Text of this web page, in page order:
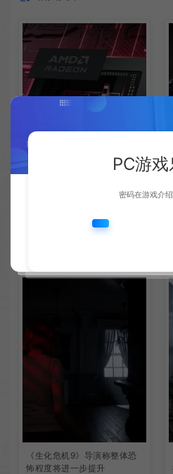
AMD下代RDNA5显卡将迎来
《生化危机9》导演称整体恐
怖程度将进一步提升
PC游戏
密码在游戏介